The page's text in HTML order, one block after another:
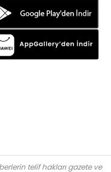
telif hakları gazete ve